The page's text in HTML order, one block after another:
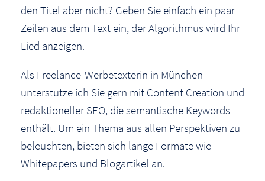
den Titel aber nicht? Geben Sie einfach ein paar
Zeilen aus dem Text ein, der Algorithmus wird Ihr
Lied anzeigen.
Als Freelance-Werbetexterin in München
unterstütze ich Sie gern mit Content Creation und
redaktioneller SEO, die semantische Keywords
enthält. Um ein Thema aus allen Perspektiven zu
beleuchten, bieten sich lange Formate wie
Whitepapers und Blogartikel an.